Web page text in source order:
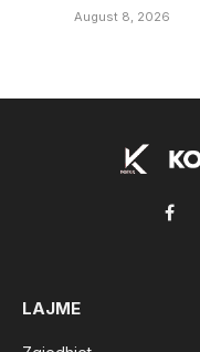
August 8, 2026
LAJME